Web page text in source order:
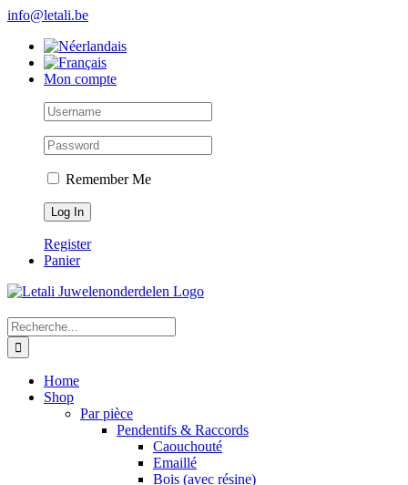
Skip
content
info@letali.be
Mon compte
Remember Me
Register
Panier
Search
for:
Home
Shop
Par pièce
Pendentifs & Raccords
Caouchouté
Emaillé
Bois (avec résine)